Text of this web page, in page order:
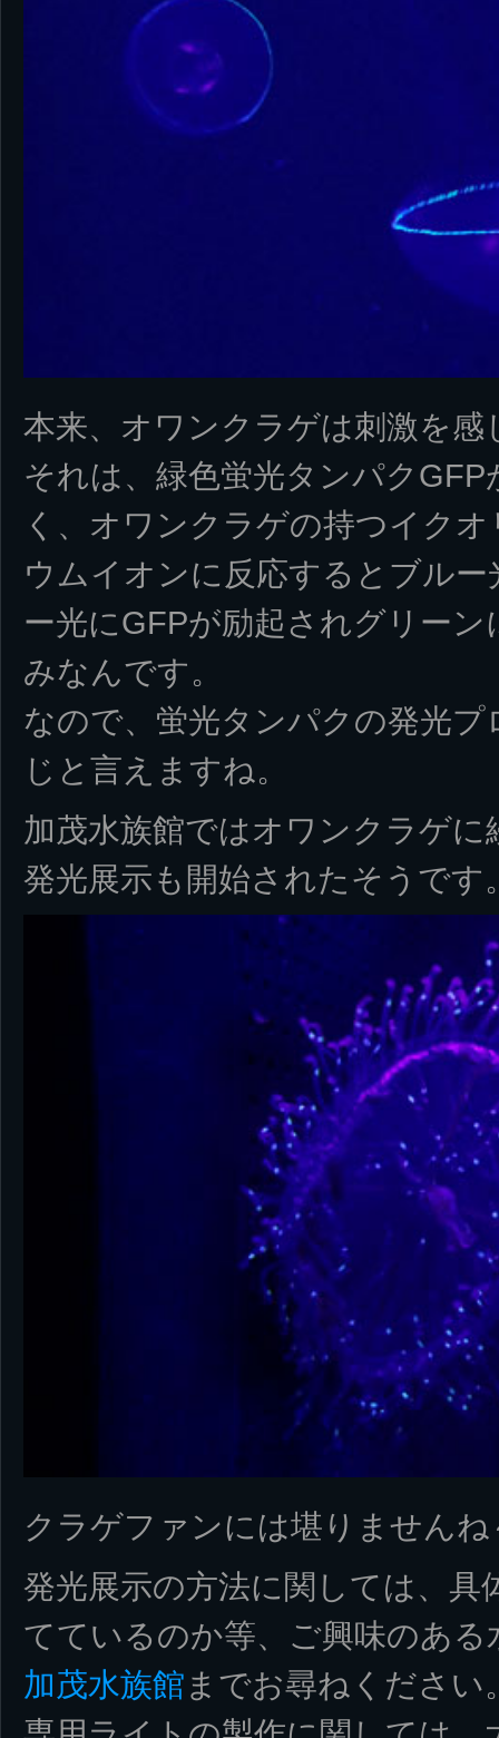
本来、オワンクラゲは刺激を
それは、緑色蛍光タンパク
く、オワンクラゲの持つイク
ウムイオンに反応するとブル
ー光にGFPが励起されグリー
みなんです。
なので、蛍光タンパクの発光
じと言えますね。
加茂水族館ではオワンクラゲ
発光展示も開始されたそうです
クラゲファンには堪りませんね
発光展示の方法に関しては、具
てているのか等、ご興味のある
加茂水族館 までお尋ねください